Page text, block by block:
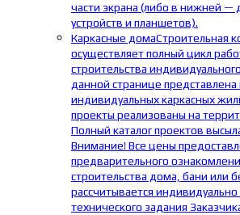
части экрана (либо в нижней —
устройств и планшетов).
Каркасные домаСтроительная
осуществляет полный цикл
строительства
данной странице
индивидуальных каркасных
проекты реализованы на
Полный каталог проектов
Внимание! Все цены
предварительного
строительства дома, бани или
рассчитывается
технического задания